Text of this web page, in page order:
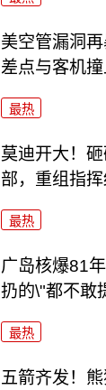
美空管漏洞
差点与客机撞
最热
莫迪开大！
部，重组指
最热
广岛核爆81
扔的\"都不敢
最热
五箭齐发！